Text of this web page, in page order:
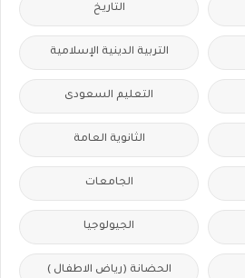
التاريخ
التربية الدينية الإسلامية
التعليم السعودى
الثانوية العامة
الجامعات
الجيولوجيا
الحضانة (رياض الاطفال )